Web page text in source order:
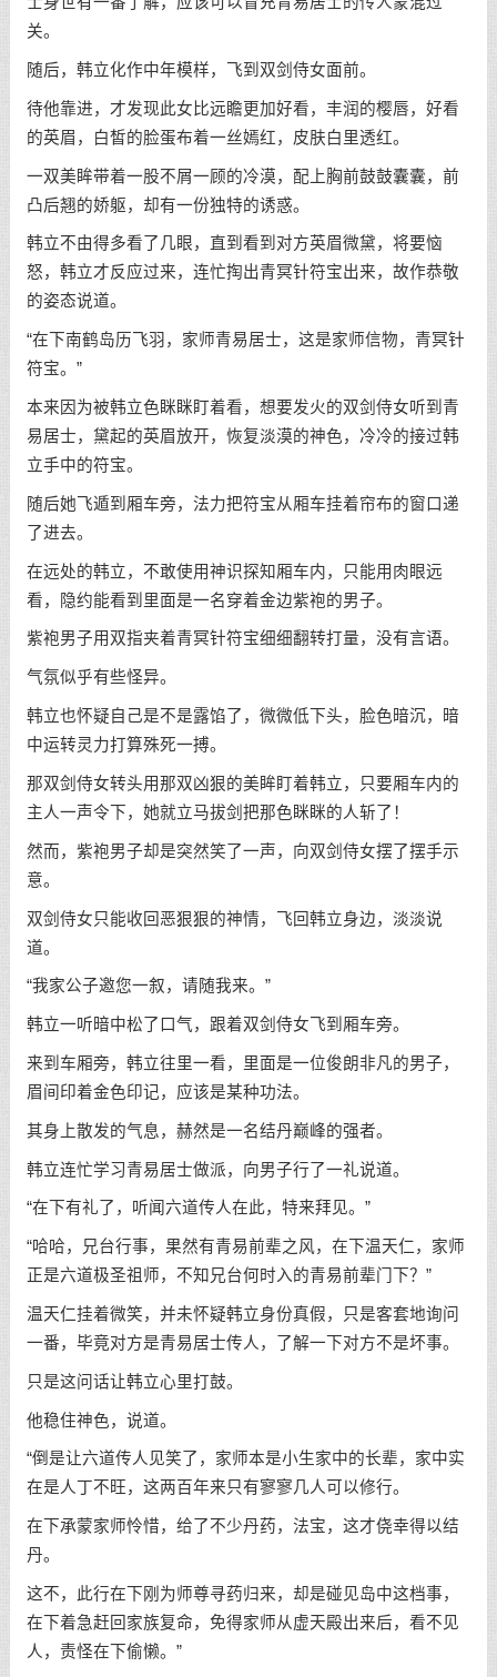
关。
随后，韩立化作中年模样，飞到双剑侍女面前。
待他靠进，才发现此女比远瞻更加好看，丰润的樱唇，好看
的英眉，白皙的脸蛋布着一丝嫣红，皮肤白里透红。
一双美眸带着一股不屑一顾的冷漠，配上胸前鼓鼓囊囊，前
凸后翘的娇躯，却有一份独特的诱惑。
韩立不由得多看了几眼，直到看到对方英眉微黛，将要恼
怒，韩立才反应过来，连忙掏出青冥针符宝出来，故作恭敬
的姿态说道。
“在下南鹤岛历飞羽，家师青易居士，这是家师信物，青冥针
符宝。”
本来因为被韩立色眯眯盯着看，想要发火的双剑侍女听到青
易居士，黛起的英眉放开，恢复淡漠的神色，冷冷的接过韩
立手中的符宝。
随后她飞遁到厢车旁，法力把符宝从厢车挂着帘布的窗口递
了进去。
在远处的韩立，不敢使用神识探知厢车内，只能用肉眼远
看，隐约能看到里面是一名穿着金边紫袍的男子。
紫袍男子用双指夹着青冥针符宝细细翻转打量，没有言语。
气氛似乎有些怪异。
韩立也怀疑自己是不是露馅了，微微低下头，脸色暗沉，暗
中运转灵力打算殊死一搏。
那双剑侍女转头用那双凶狠的美眸盯着韩立，只要厢车内的
主人一声令下，她就立马拔剑把那色眯眯的人斩了！
然而，紫袍男子却是突然笑了一声，向双剑侍女摆了摆手示
意。
双剑侍女只能收回恶狠狠的神情，飞回韩立身边，淡淡说
道。
“我家公子邀您一叙，请随我来。”
韩立一听暗中松了口气，跟着双剑侍女飞到厢车旁。
来到车厢旁，韩立往里一看，里面是一位俊朗非凡的男子，
眉间印着金色印记，应该是某种功法。
其身上散发的气息，赫然是一名结丹巅峰的强者。
韩立连忙学习青易居士做派，向男子行了一礼说道。
“在下有礼了，听闻六道传人在此，特来拜见。”
“哈哈，兄台行事，果然有青易前辈之风，在下温天仁，家师
正是六道极圣祖师，不知兄台何时入的青易前辈门下？”
温天仁挂着微笑，并未怀疑韩立身份真假，只是客套地询问
一番，毕竟对方是青易居士传人，了解一下对方不是坏事。
只是这问话让韩立心里打鼓。
他稳住神色，说道。
“倒是让六道传人见笑了，家师本是小生家中的长辈，家中实
在是人丁不旺，这两百年来只有寥寥几人可以修行。
在下承蒙家师怜惜，给了不少丹药，法宝，这才侥幸得以结
丹。
这不，此行在下刚为师尊寻药归来，却是碰见岛中这档事，
在下着急赶回家族复命，免得家师从虚天殿出来后，看不见
人，责怪在下偷懒。”